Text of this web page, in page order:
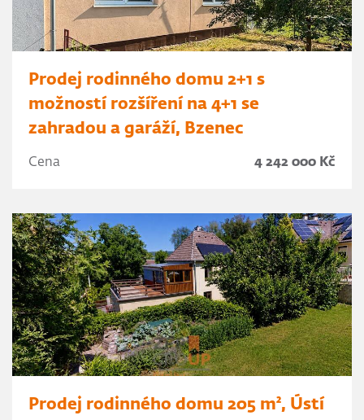
Prodej rodinného domu 2+1 s
možností rozšíření na 4+1 se
zahradou a garáží, Bzenec
Cena 4 242 000 Kč
Prodej rodinného domu 205 m², Ústí